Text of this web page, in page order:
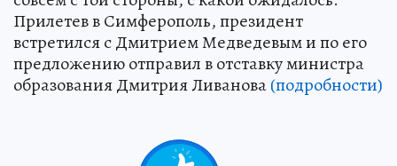
Прилетев в Симферополь, президент
встретился с Дмитрием Медведевым и по его
предложению отправил в отставку министра
образования Дмитрия Ливанова(подробности)